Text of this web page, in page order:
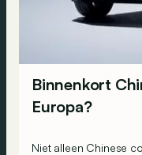
Binnenkort
Europa?
Niet alleen Chinese